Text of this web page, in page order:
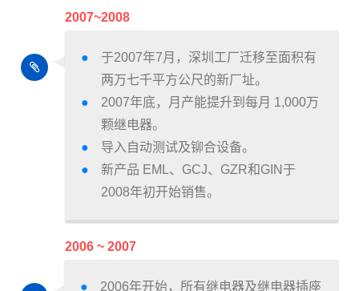
2007~2008
于2007年7月，深圳工厂迁移至面积有
两万七千平方公尺的新厂址。
2007年底，月产能提升到每月 1,000万
颗继电器。
导入自动测试及铆合设备。
新产品 EML、GCJ、GZR和GIN于
2008年初开始销售。
2006 ~ 2007
2006年开始，所有继电器及继电器插座